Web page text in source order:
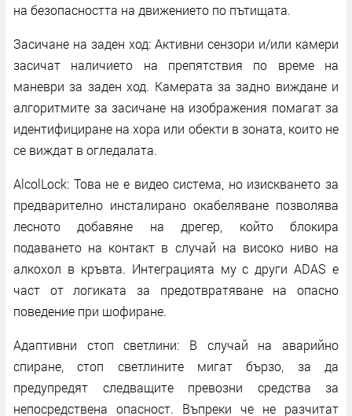
на безопасността на движението по пътищата.
Засичане на заден ход: Активни сензори и/или камери
засичат наличието на препятствия по време на
маневри за заден ход. Камерата за задно виждане и
алгоритмите за засичане на изображения помагат за
идентифициране на хора или обекти в зоната, които не
се виждат в огледалата.
AlcolLock: Това не е видео система, но изискването за
предварително инсталирано окабеляване позволява
лесното добавяне на дрегер, който блокира
подаването на контакт в случай на високо ниво на
алкохол в кръвта. Интеграцията му с други ADAS е
част от логиката за предотвратяване на опасно
поведение при шофиране.
Адаптивни стоп светлини: В случай на аварийно
спиране, стоп светлините мигат бързо, за да
предупредят следващите превозни средства за
непосредствена опасност. Въпреки че не разчитат